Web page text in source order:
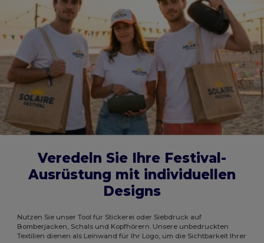
Veredeln Sie Ihre Festival-
Ausrüstung mit individuellen
Designs
Nutzen Sie unser Tool für Stickerei oder Siebdruck auf
Bomberjacken, Schals und Kopfhörern. Unsere unbedruckten
Textilien dienen als Leinwand für Ihr Logo, um die Sichtbarkeit Ihrer